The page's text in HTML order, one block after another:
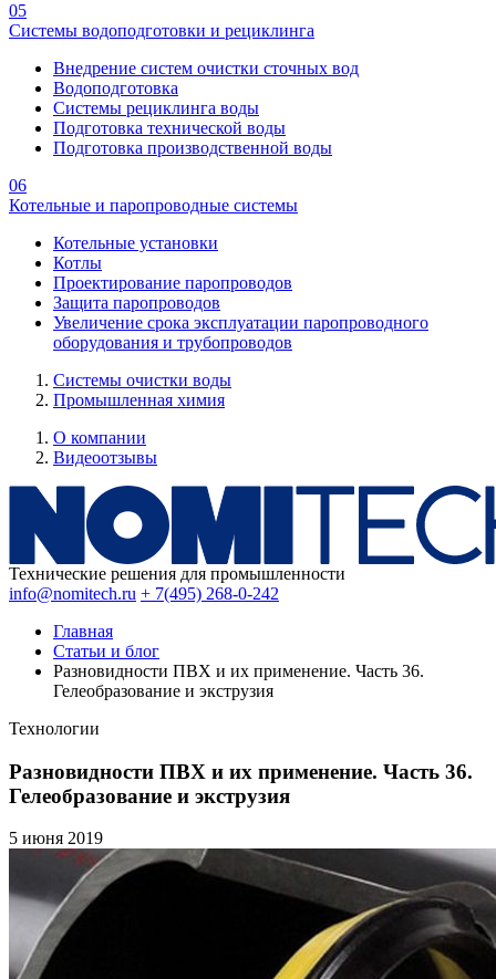
05
Системы водоподготовки и рециклинга
Внедрение систем очистки сточных вод
Водоподготовка
Системы рециклинга воды
Подготовка технической воды
Подготовка производственной воды
06
Котельные и паропроводные системы
Котельные установки
Котлы
Проектирование паропроводов
Защита паропроводов
Увеличение срока эксплуатации паропроводного
оборудования и трубопроводов
Системы очистки воды
Промышленная химия
О компании
Видеоотзывы
Технические решения для промышленности
info@nomitech.ru + 7(495) 268-0-242
Главная
Статьи и блог
Разновидности ПВХ и их применение. Часть 36.
Гелеобразование и экструзия
Технологии
Разновидности ПВХ и их применение. Часть 36.
Гелеобразование и экструзия
5 июня 2019